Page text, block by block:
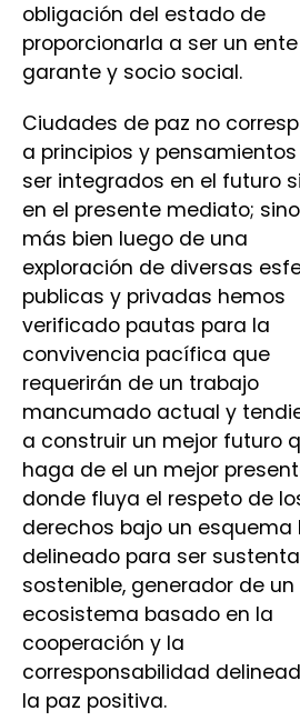
obligación del estado de
proporcionarla a ser un ente
garante y socio social.
Ciudades de paz no
a principios y
ser integrados en el futuro
en el presente mediato;
más bien luego de una
exploración de diversas
publicas y privadas hemos
verificado pautas para la
convivencia pacífica que
requerirán de un trabajo
mancumado actual y
a construir un mejor futuro
haga de el un mejor
donde fluya el respeto de
derechos bajo un esquema
delineado para ser
sostenible, generador de un
ecosistema basado en la
cooperación y la
corresponsabilidad
la paz positiva.